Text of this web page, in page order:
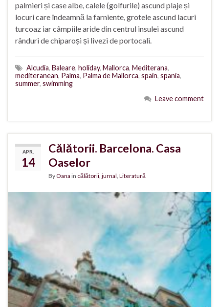
palmieri și case albe, calele (golfurile) ascund plaje și
locuri care îndeamnă la farniente, grotele ascund lacuri
turcoaz iar câmpiile aride din centrul insulei ascund
rânduri de chiparoși și livezi de portocali.
Alcudia, Baleare, holiday, Mallorca, Mediterana,
mediteranean, Palma, Palma de Mallorca, spain, spania,
summer, swimming
Leave comment
APR.
14
Călătorii. Barcelona. Casa
Oaselor
ByOana in călătorii jurnal Literatură